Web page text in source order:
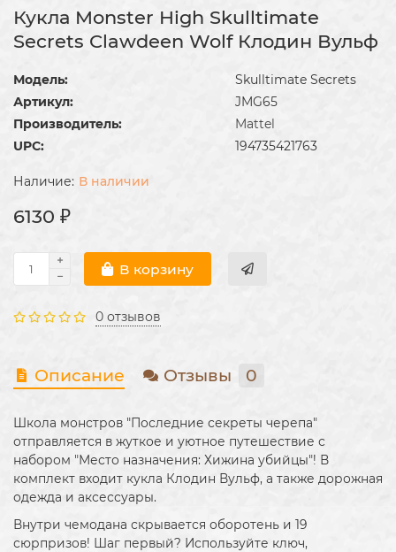
Кукла Monster High Skulltimate
Secrets Clawdeen Wolf Клодин Вульф
Модель:
Skulltimate Secrets
Артикул:
JMG65
Производитель:
Mattel
UPC:
194735421763
В наличии
6130 ₽
В корзину
0 отзывов
Описание Отзывы 0
Школа монстров "Последние секреты черепа"
отправляется в жуткое и уютное путешествие с
набором "Место назначения: Хижина убийцы"! В
комплект входит кукла Клодин Вульф, а также дорожная
одежда и аксессуары.
​Внутри чемодана скрывается оборотень и 19
сюрпризов! Шаг первый? Используйте ключ,